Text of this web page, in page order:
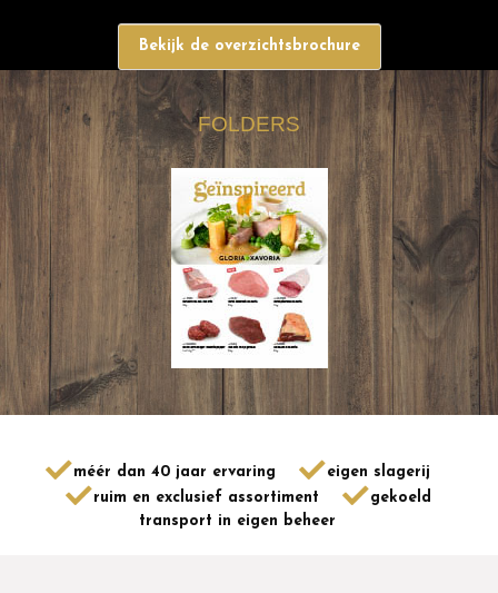
Bekijk de overzichtsbrochure
FOLDERS
méér dan 40 jaar ervaring
eigen slagerij
ruim en exclusief assortiment
gekoeld
transport in eigen beheer